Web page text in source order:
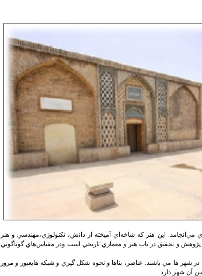
مي‌انجامد. اين هنر که شاخه‌اي آميخته از دانش، تکنولوژي،مهندسي و هنر
و تحقيق در باب هنر و معماري تاريخي است ودر مقياس‌هاي گوناگوني
شهر ها مي باشند. عناصر، بناها و نحوه شکل گيري و شبکه هايعبور و مرور
آن شهر دارد